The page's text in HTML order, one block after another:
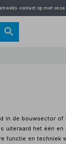
contact op met onze
in de bouwsector
uiteraard het één en
functie en techniek